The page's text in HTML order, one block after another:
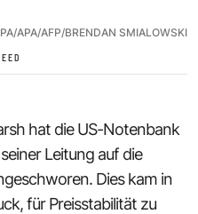
APA/AFP/BRENDAN SMIALOWSKI
hat die US-Notenbank
Leitung auf die
Dies kam in
für Preisstabilität zu